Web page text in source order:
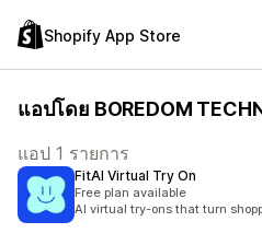
Shopify App Store
แอปโดย BOREDOM
แอป 1 รายการ
FitAI Virtual Try On
Free plan available
AI virtual try-ons that turn